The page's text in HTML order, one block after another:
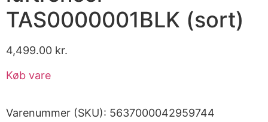
TAS0000001BLK (sort)
4,499.00 kr.
Køb vare
Varenummer (SKU): 5637000042959744